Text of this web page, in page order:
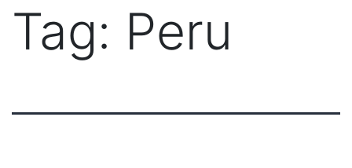
Tag: Peru